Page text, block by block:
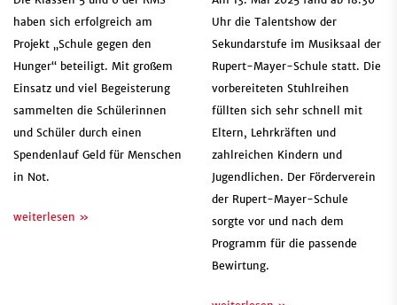
haben sich erfolgreich am
Projekt „Schule gegen den
Hunger“ beteiligt. Mit großem
Einsatz und viel Begeisterung
sammelten die Schülerinnen
und Schüler durch einen
Spendenlauf Geld für Menschen
in Not.
weiterlesen »
Uhr die Talentshow der
Sekundarstufe im Musiksaal der
Rupert-Mayer-Schule statt. Die
vorbereiteten Stuhlreihen
füllten sich sehr schnell mit
Eltern, Lehrkräften und
zahlreichen Kindern und
Jugendlichen. Der Förderverein
der Rupert-Mayer-Schule
sorgte vor und nach dem
Programm für die passende
Bewirtung.